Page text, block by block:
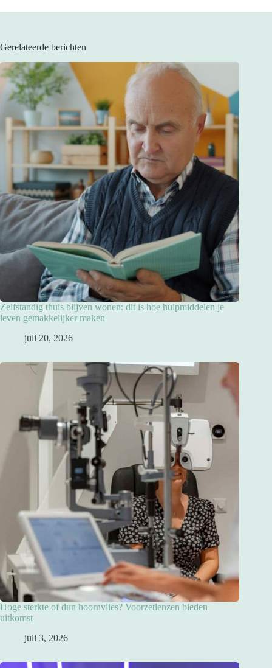
Gerelateerde berichten
Zelfstandig thuis blijven wonen: dit is hoe hulpmiddelen je
leven gemakkelijker maken
juli 20, 2026
Hoge sterkte of dun hoornvlies? Voorzetlenzen bieden
uitkomst
juli 3, 2026